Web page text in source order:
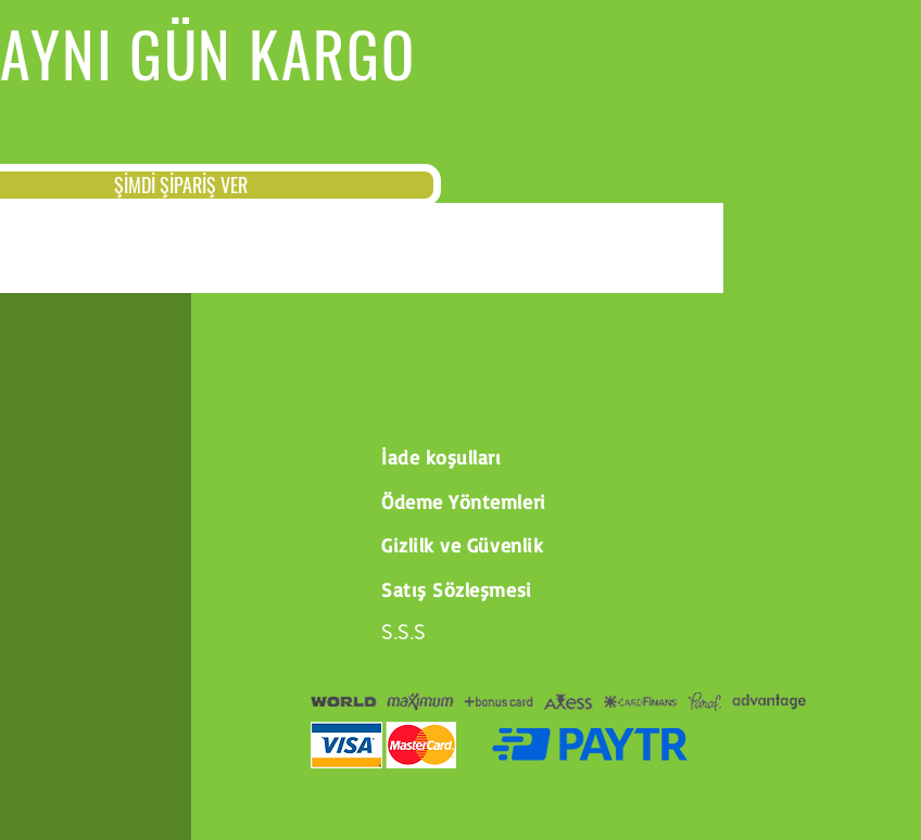
AYNI GÜN KARGO
ŞİMDİ ŞİPARİŞ VER
İade koşulları
Ödeme Yöntemleri
Gizlilk ve Güvenlik
Satış Sözleşmesi
S.S.S